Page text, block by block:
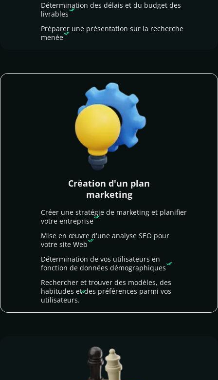
Détermination des délais et du budget des
livrables
Préparer une présentation sur la recherche
menée
Création d'un plan
marketing
Créer une stratégie de marketing et planifier
votre entreprise
Mise en œuvre d'une analyse SEO pour
votre site Web
Détermination de vos utilisateurs en
fonction de données démographiques
Rechercher et trouver des modèles, des
habitudes et des préférences parmi vos
utilisateurs.